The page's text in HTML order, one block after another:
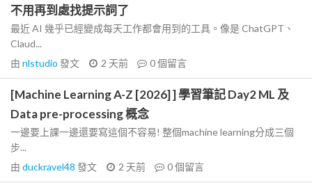
不用再到處找提示詞了
最近 AI 幾乎已經變成每天工作都會用到的工具。像是 ChatGPT、
Claud...
由 nlstudio 發文 2 天前 0個留言
[Machine Learning A-Z [2026] ] 學習筆記 Day2 ML 及
Data pre-processing 概念
一邊要上課一邊還要寫這個不容易! 整個machine learning分成三個
步...
由 duckravel48 發文 2 天前 0個留言